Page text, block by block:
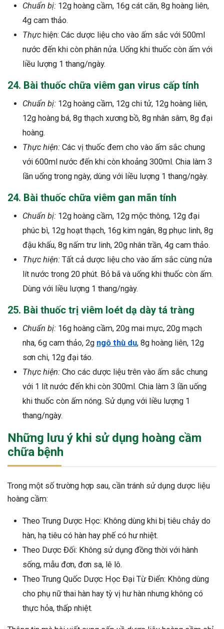
Chuẩn bị: 12g hoàng cầm, 16g cát căn, 8g hoàng liên,
4g cam thảo.
Thực hiện: Các dược liệu cho vào ấm sắc với 500ml
nước đến khi còn phân nửa. Uống khi thuốc còn ấm với
liều lượng 1 thang/ngày.
24. Bài thuốc chữa viêm gan virus cấp tính
Chuẩn bị: 12g hoàng cầm, 12g chi tử, 12g hoàng liên,
12g hoàng bá, 8g thạch xương bồ, 8g nhân sâm, 8g đại
hoàng.
Thực hiện: Các vị thuốc đem cho vào ấm sắc chung
với 600ml nước đến khi còn khoảng 300ml. Chia làm 3
lần uống trong ngày, dùng với liều lượng 1 thang/ngày.
24. Bài thuốc chữa viêm gan mãn tính
Chuẩn bị: 12g hoàng cầm, 12g mộc thông, 12g đại
phúc bì, 12g hoạt thạch, 16g kim ngân, 8g phục linh, 8g
đậu khấu, 8g nấm trư linh, 20g nhân trần, 4g cam thảo.
Thực hiện: Tất cả dược liệu cho vào ấm sắc cùng nửa
lít nước trong 20 phút. Bỏ bã và uống khi thuốc còn ấm.
Dùng với liều lượng 1 thang/ngày.
25. Bài thuốc trị viêm loét dạ dày tá tràng
Chuẩn bị: 16g hoàng cầm, 20g mai mực, 20g mạch
nha, 6g cam thảo, 2g ngô thù du, 8g hoàng liên, 12g
sơn chi, 12g đại táo.
Thực hiện: Cho các dược liệu trên vào ấm sắc chung
với 1 lít nước đến khi còn 300ml. Chia làm 3 lần uống
khi thuốc còn ấm nóng. Sử dụng với liều lượng 1
thang/ngày.
Những lưu ý khi sử dụng hoàng cầm
chữa bệnh
Trong một số trường hợp sau, cần tránh sử dụng dược liệu
hoàng cầm:
Theo Trung Dược Học: Không dùng khi bị tiêu chảy do
hàn, hạ tiêu có hàn hay phế có hư nhiệt.
Theo Dược Đối: Không sử dụng đồng thời với hành
sống, mẫu đơn, đơn sa, lê lô.
Theo Trung Quốc Dược Học Đại Từ Điển: Không dùng
cho phụ nữ thai hàn hay tỳ vị hư hàn nhưng không có
thực hỏa, thấp nhiệt.